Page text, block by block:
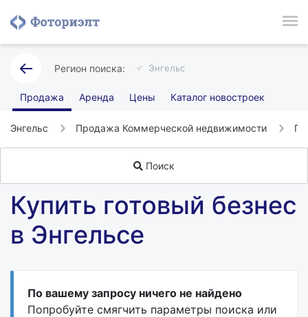
Энгельс
Продажа Аренда Цены Каталог новостроек
Энгельс Продажа Коммерческой недвижимости
Поиск
Купить готовый безнес
в Энгельсе
По вашему запросу ничего не найдено
Попробуйте смягчить параметры поиска или